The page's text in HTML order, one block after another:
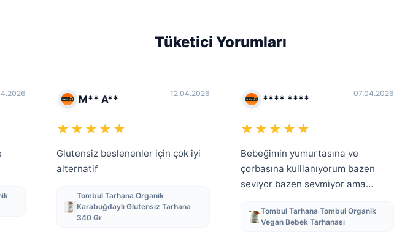
Tüketici Yorumları
M** A** 12.04.2026
★★★★★
Glutensiz beslenenler için çok iyi
alternatif
Tombul Tarhana Organik
Karabuğdaylı Glutensiz Tarhana
340 Gr
**** **** 07.04.2026
★★★★★
Bebeğimin yumurtasına ve
çorbasına kulllanıyorum bazen
seviyor bazen sevmiyor ama
Tombul Tarhana Tombul Organik
Vegan Bebek Tarhanası